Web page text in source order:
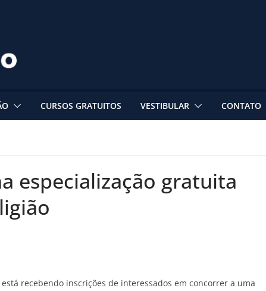
CURSOS GRATUITOS VESTIBULAR CONTATO
especialização gratuita
recebendo inscrições de interessados em concorrer a uma